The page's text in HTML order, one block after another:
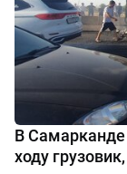
В Самарканде
ходу